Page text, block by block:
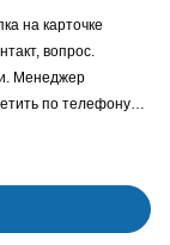
на карточке
вопрос.
Менеджер
по телефону